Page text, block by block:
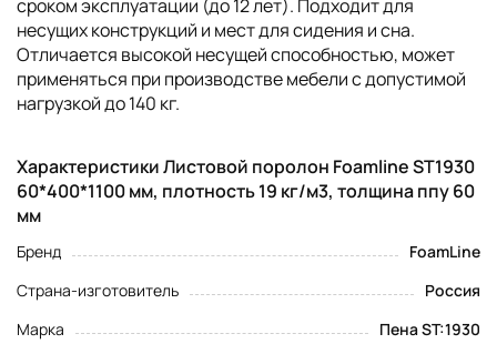
сроком эксплуатации (до 12 лет). Подходит для
несущих конструкций и мест для сидения и сна.
Отличается высокой несущей способностью, может
применяться при производстве мебели с допустимой
нагрузкой до 140 кг.
Характеристики Листовой поролон Foamline ST1930
60*400*1100 мм, плотность 19 кг/м3, толщина ппу 60
мм
Бренд
FoamLine
Страна-изготовитель
Россия
Марка
Пена ST:1930